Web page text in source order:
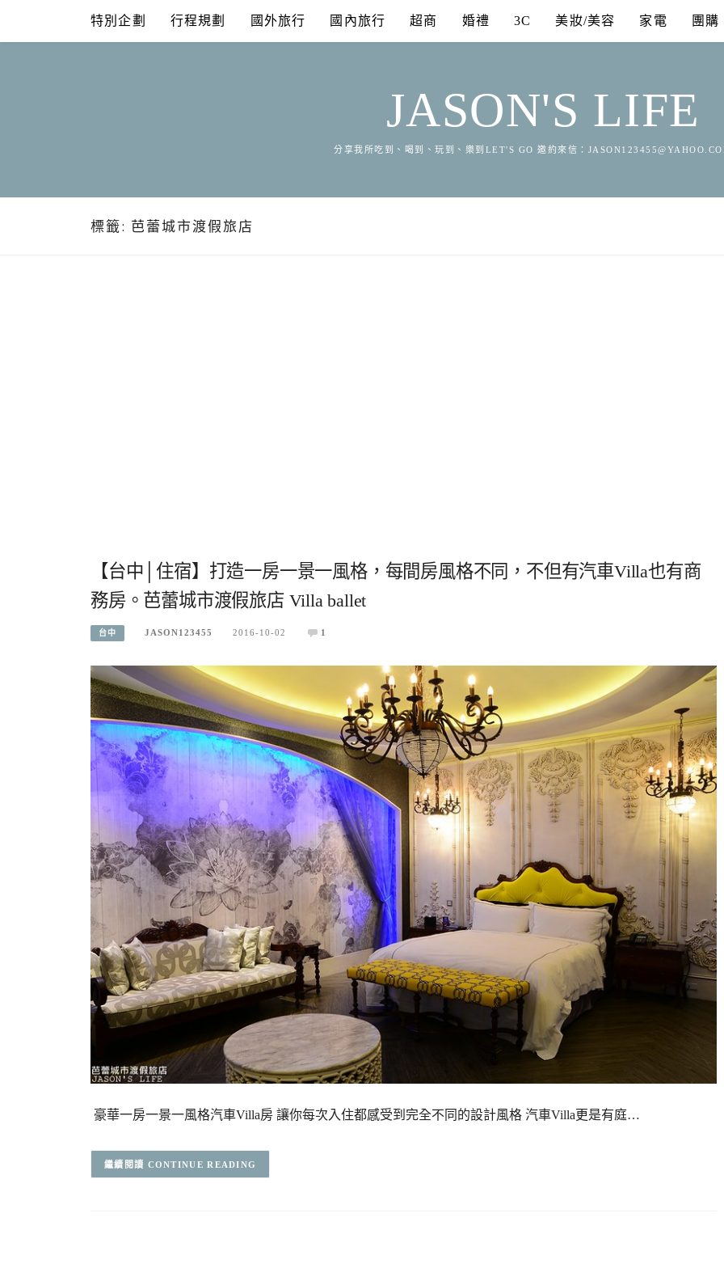
content
特別企劃 行程規劃 國外旅行 國內旅行 超商 婚禮 3C 美妝/美容 家電 團購
JASON'S LIFE
分享我所吃到、喝到、玩到、樂到LET'S GO 邀約來信：
標籤: 芭蕾城市渡假旅店
【台中│住宿】打造一房一景一風格，每間房風格不同，不但有汽車Villa也有商
務房。芭蕾城市渡假旅店 Villa ballet
台中 JASON123455 2016-10-02 1
豪華一房一景一風格汽車Villa房 讓你每次入住都感受到完全不同的設計風格 汽車Villa更是有庭…
CONTINUE READING